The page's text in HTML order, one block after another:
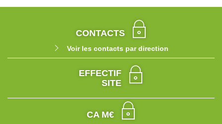
CONTACTS
Voir les contacts par direction
EFFECTIF
SITE
CA M€